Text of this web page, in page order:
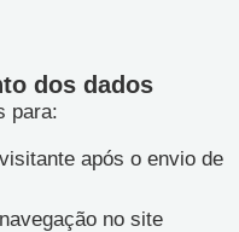
dos dados
para:
após o envio de
no site